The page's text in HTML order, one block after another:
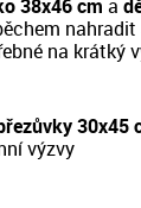
38x46 cm a
na krátký
30x45
výzvy